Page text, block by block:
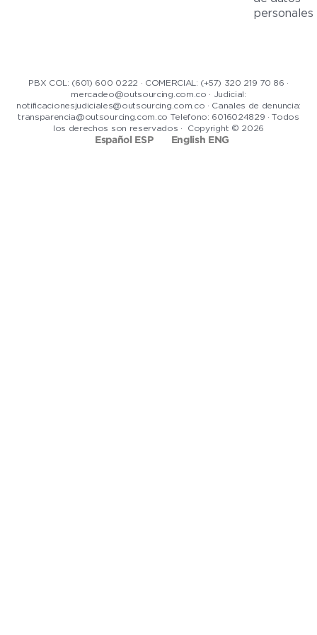
personales
PBX COL: (601) 600 0222 · COMERCIAL: (+57) 320 219 70 86 ·
mercadeo@outsourcing.com.co · Judicial:
notificacionesjudiciales@outsourcing.com.co · Canales de denuncia:
transparencia@outsourcing.com.co Telefono: 6016024829 · Todos
los derechos son reservados · Copyright © 2026
Español ESP English ENG